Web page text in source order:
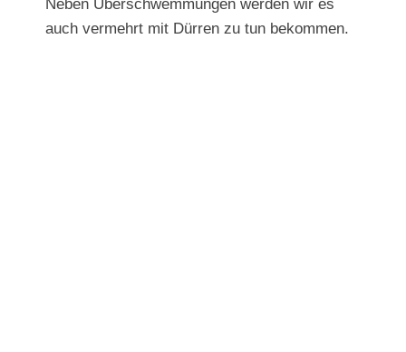
Neben Überschwemmungen werden wir es
auch vermehrt mit Dürren zu tun bekommen.